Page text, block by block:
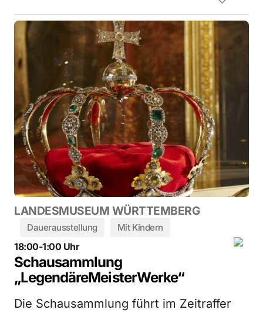
LANDESMUSEUM WÜRTTEMBERG
Dauerausstellung Mit Kindern
18:00-1:00 Uhr
Schausammlung
„LegendäreMeisterWerke“
Die Schausammlung führt im Zeitraffer